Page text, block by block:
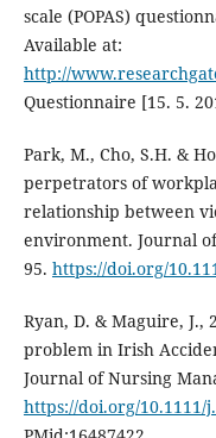
scale (POPAS)
Available at:
http://
Questionnaire [15. 5.
Park, M., Cho, S.H. &
perpetrators of
relationship between
environment. Journal
95. https://doi.org/
Ryan, D. & Maguire, J.,
problem in Irish
Journal of Nursing
https://doi.org/10.1111/